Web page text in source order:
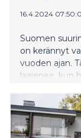
16.4.2024
Suomen
on kerännyt
vuoden ajan.
laajenee, kun
ponnistus,
kaupungit